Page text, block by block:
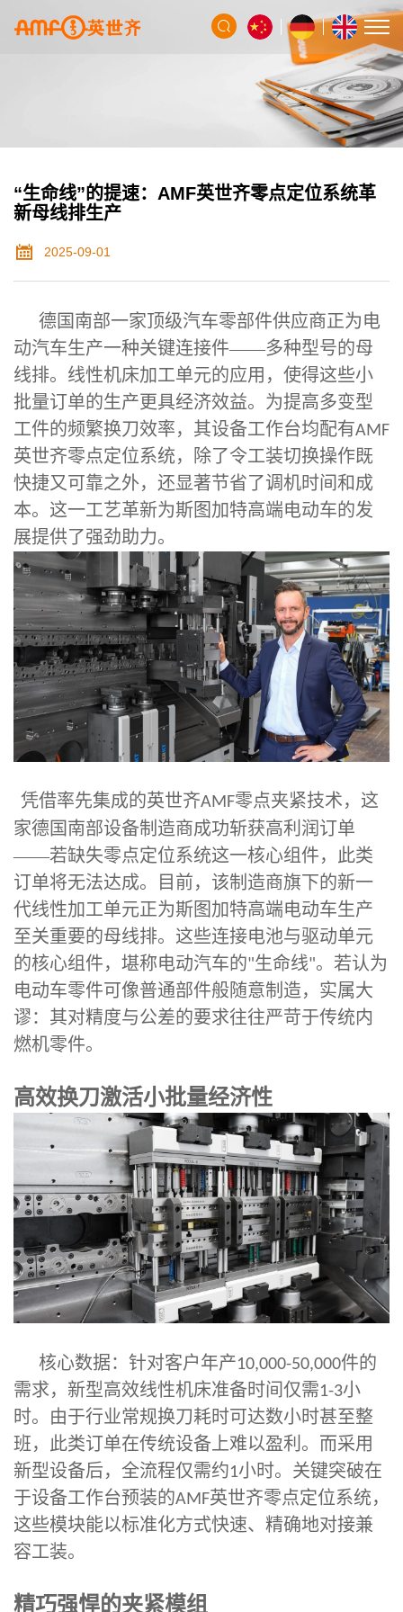
“生命线”的提速：AMF英世齐零点定位系统革
新母线排生产​​
2025-09-01
德国南部一家顶级汽车零部件供应商正为电
动汽车生产一种关键连接件——多种型号的母
线排。线性机床加工单元的应用，使得这些小
批量订单的生产更具经济效益。为提高多变型
工件的频繁换刀效率，其设备工作台均配有AMF
英世齐零点定位系统，除了令工装切换操作既
快捷又可靠之外，还显著节省了调机时间和成
本。这一工艺革新为斯图加特高端电动车的发
展提供了强劲助力。
凭借率先集成的英世齐AMF零点夹紧技术，这
家德国南部设备制造商成功斩获高利润订单
——若缺失零点定位系统这一核心组件，此类
订单将无法达成。目前，该制造商旗下的新一
代线性加工单元正为斯图加特高端电动车生产
至关重要的母线排。这些连接电池与驱动单元
的核心组件，堪称电动汽车的"生命线"。若认为
电动车零件可像普通部件般随意制造，实属大
谬：其对精度与公差的要求往往严苛于传统内
燃机零件。
高效换刀激活小批量经济性
核心数据：针对客户年产10,000-50,000件的
需求， 新型高效线性机床准备时间仅需1-3小
时。由于行业常规换刀耗时可达数小时甚至整
班，此类订单在传统设备上难以盈利。而采用
新型设备后，全流程仅需约1小时。关键突破在
于设备工作台预装的AMF英世齐零点定位系统，
这些模块能以标准化方式快速、精确地对接兼
容工装。
精巧强悍的夹紧模组